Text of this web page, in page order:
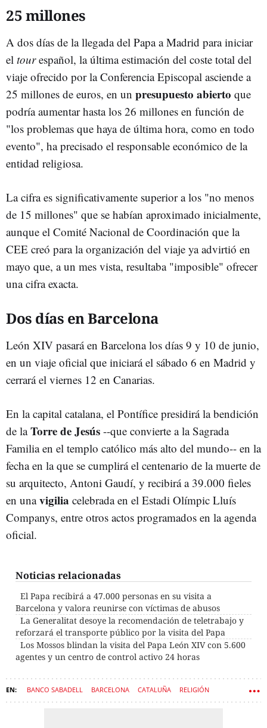
25 millones
A dos días de la llegada del Papa a Madrid para iniciar
el tourespañol, la última estimación del coste total del
viaje ofrecido por la Conferencia Episcopal asciende a
25 millones de euros, en un presupuesto abierto que
podría aumentar hasta los 26 millones en función de
"los problemas que haya de última hora, como en todo
evento", ha precisado el responsable económico de la
entidad religiosa.
La cifra es significativamente superior a los "no menos
de 15 millones" que se habían aproximado inicialmente,
aunque el Comité Nacional de Coordinación que la
CEE creó para la organización del viaje ya advirtió en
mayo que, a un mes vista, resultaba "imposible" ofrecer
una cifra exacta.
Dos días en Barcelona
León XIV pasará en Barcelona los días 9 y 10 de junio,
en un viaje oficial que iniciará el sábado 6 en Madrid y
cerrará el viernes 12 en Canarias.
En la capital catalana, el Pontífice presidirá la bendición
de laTorre de Jesús --que convierte a la Sagrada
Familia en el templo católico más alto del mundo-- en la
fecha en la que se cumplirá el centenario de la muerte de
su arquitecto, Antoni Gaudí, y recibirá a 39.000 fieles
en unavigilia celebrada en el Estadi Olímpic Lluís
Companys, entre otros actos programados en la agenda
oficial.
Noticias relacionadas
El Papa recibirá a 47.000 personas en su visita a
Barcelona y valora reunirse con víctimas de abusos
La Generalitat desoye la recomendación de teletrabajo y
reforzará el transporte público por la visita del Papa
Los Mossos blindan la visita del Papa León XIV con 5.600
agentes y un centro de control activo 24 horas
BANCO SABADELL BARCELONA CATALUÑA RELIGIÓN